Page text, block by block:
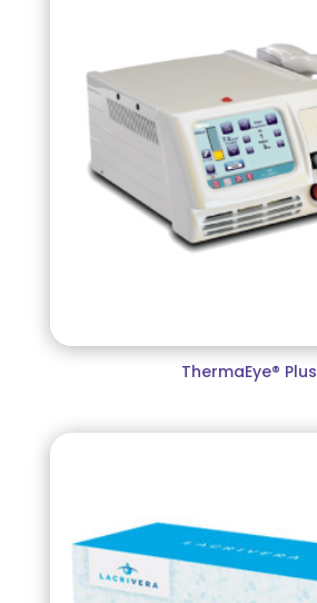
ThermaEye® Plus